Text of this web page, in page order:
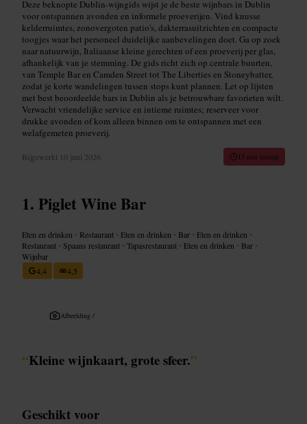
Deze beknopte Dublin-wijngids wijst je de beste wijnbars in Dublin
voor ontspannen avonden en informele proeverijen. Vind knusse
kelderruimtes, zonovergoten patio's, dakterrasuitzichten en compacte
toogjes waar het personeel duidelijke aanbevelingen doet. Ga op zoek
naar natuurwijn, Italiaanse kleine gerechten of een proeverij per glas,
afhankelijk van je stemming. De gids richt zich op centrale buurten,
van Temple Bar en Camden Street tot The Liberties en Stoneybatter,
zodat je korte wandelingen tussen stops kunt plannen. Let op lijsten
met best beoordeelde bars in Dublin als je betrouwbare favorieten wilt.
Verwacht vriendelijke service en intieme ruimtes; reserveer voor
drukke avonden of kom alleen binnen om te ontspannen met een
welafgemeten proeverij.
Bijgewerkt 10 juni 2026 15 min leestijd
Piglet Wine Bar
Eten en drinken • Restaurant • Eten en drinken • Bar • Eten en drinken •
Restaurant • Spaans restaurant •Tapasrestaurant • Eten en drinken • Bar •
Wijnbar
4,4
4,5
Afbeelding /
“Kleine wijnkaart, grote sfeer.”
Geschikt voor